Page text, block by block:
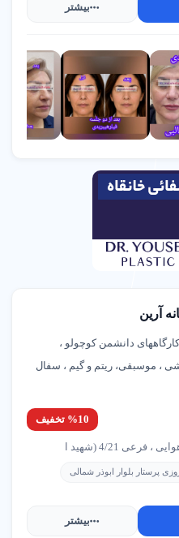
بیشتر
آرین
دانشمن کوچولو ،
، موسبقی، ریتم و گیم ، سفال
%10 تخفیف
4/21 (شهید ا
پرستار بلوار ابوذر شمالی
بیشتر